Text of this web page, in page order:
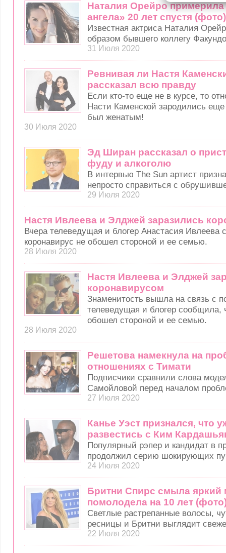
Наталия Орейро примерила
ангела» 20 лет спустя (фото)
Известная актриса Наталия
образом бывшего коллегу
31 Июля 2020
Ревнивая ли Настя
рассказал всю правду
Если кто-то еще не в курсе, то
Насти Каменской зародились еще
был женатым!
30 Июля 2020
Эд Ширан рассказал о
фуду и алкоголю
В интервью The Sun артист
непросто справиться с
29 Июля 2020
Настя Ивлеева и Элджей заразились
Вчера телеведущая и блогер Анастасия Ивлеева
коронавирус не обошел стороной и ее семью.
28 Июля 2020
Настя Ивлеева и Элджей
коронавирусом
Знаменитость вышла на связь с
телеведущая и блогер сообщила,
обошел стороной и ее семью.
28 Июля 2020
Решетова намекнула на
отношениях с Тимати
Подписчики сравнили слова
Самойловой перед началом
27 Июля 2020
Канье Уэст признался, что
развестись с Ким
Популярный рэпер и кандидат в
продолжил серию шокирующих
24 Июля 2020
Бритни Спирс смыла яркий
помолодела на 10 лет
Светлые растрепанные волосы,
ресницы и Бритни выглядит
22 Июля 2020